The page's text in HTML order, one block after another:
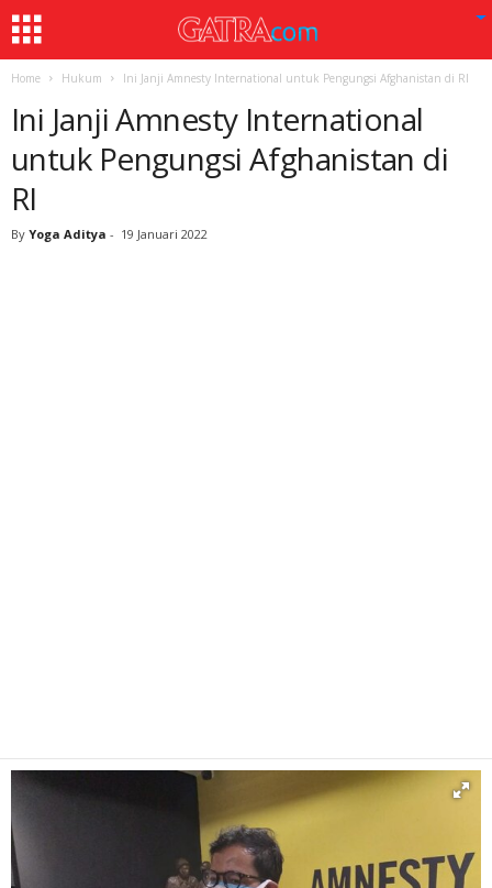
Home Hukum Ini Janji Amnesty International untuk Pengungsi Afghanistan di RI
Ini Janji Amnesty International
untuk Pengungsi Afghanistan di
RI
By Yoga Aditya - 19 Januari 2022